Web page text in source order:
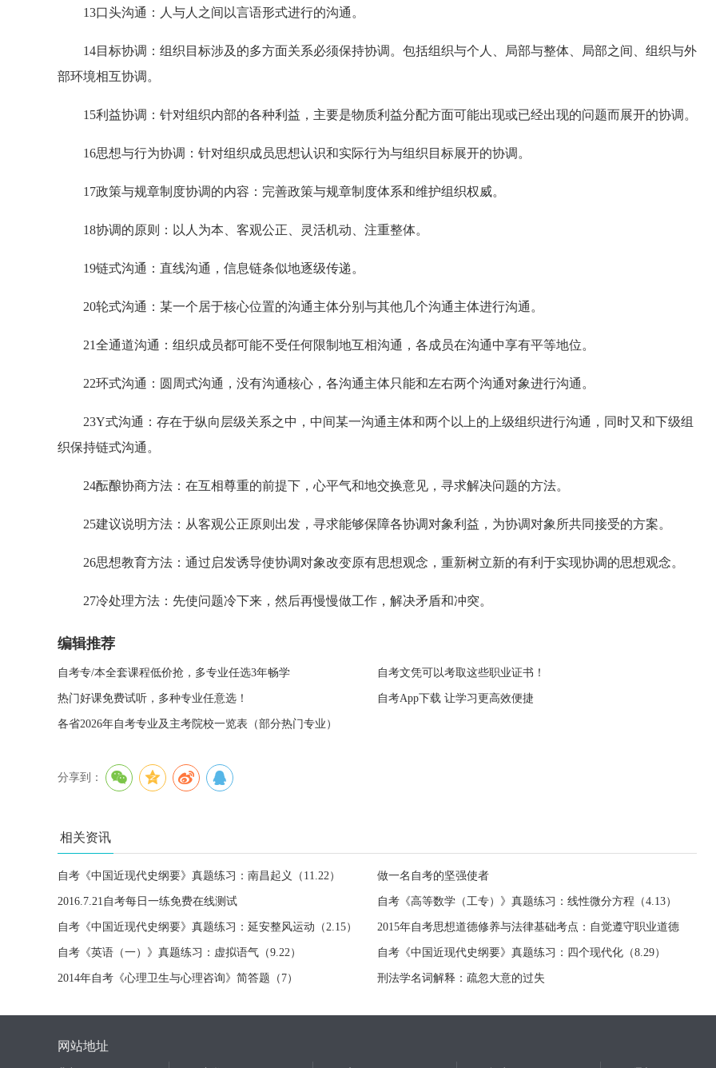
13口头沟通：人与人之间以言语形式进行的沟通。
14目标协调：组织目标涉及的多方面关系必须保持协调。包括组织与个人、局部与整体、局部之间、组织与外
部环境相互协调。
15利益协调：针对组织内部的各种利益，主要是物质利益分配方面可能出现或已经出现的问题而展开的协调。
16思想与行为协调：针对组织成员思想认识和实际行为与组织目标展开的协调。
17政策与规章制度协调的内容：完善政策与规章制度体系和维护组织权威。
18协调的原则：以人为本、客观公正、灵活机动、注重整体。
19链式沟通：直线沟通，信息链条似地逐级传递。
20轮式沟通：某一个居于核心位置的沟通主体分别与其他几个沟通主体进行沟通。
21全通道沟通：组织成员都可能不受任何限制地互相沟通，各成员在沟通中享有平等地位。
22环式沟通：圆周式沟通，没有沟通核心，各沟通主体只能和左右两个沟通对象进行沟通。
23Y式沟通：存在于纵向层级关系之中，中间某一沟通主体和两个以上的上级组织进行沟通，同时又和下级组
织保持链式沟通。
24酝酿协商方法：在互相尊重的前提下，心平气和地交换意见，寻求解决问题的方法。
25建议说明方法：从客观公正原则出发，寻求能够保障各协调对象利益，为协调对象所共同接受的方案。
26思想教育方法：通过启发诱导使协调对象改变原有思想观念，重新树立新的有利于实现协调的思想观念。
27冷处理方法：先使问题冷下来，然后再慢慢做工作，解决矛盾和冲突。
编辑推荐
自考专/本全套课程低价抢，多专业任选3年畅学 自考文凭可以考取这些职业证书！
热门好课免费试听，多种专业任意选！ 自考App下载 让学习更高效便捷
各省2026年自考专业及主考院校一览表（部分热门专业）
分享到：
相关资讯
自考《中国近现代史纲要》真题练习：南昌起义（11.22） 做一名自考的坚强使者
2016.7.21自考每日一练免费在线测试 自考《高等数学（工专）》真题练习：线性微分方程（4.13）
自考《中国近现代史纲要》真题练习：延安整风运动（2.15） 2015年自考思想道德修养与法律基础考点：自觉遵守职业道德
自考《英语（一）》真题练习：虚拟语气（9.22） 自考《中国近现代史纲要》真题练习：四个现代化（8.29）
2014年自考《心理卫生与心理咨询》简答题（7） 刑法学名词解释：疏忽大意的过失
网站地址